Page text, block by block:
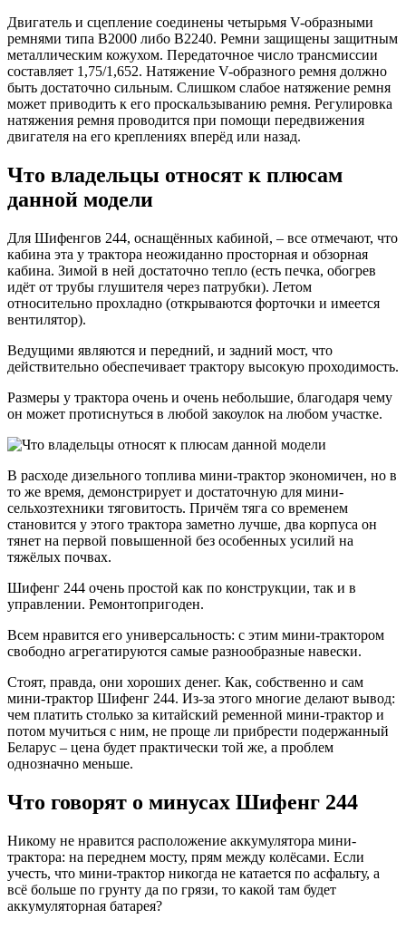
Двигатель и сцепление соединены четырьмя V-образными
ремнями типа В2000 либо В2240. Ремни защищены защитным
металлическим кожухом. Передаточное число трансмиссии
составляет 1,75/1,652. Натяжение V-образного ремня должно
быть достаточно сильным. Слишком слабое натяжение ремня
может приводить к его проскальзыванию ремня. Регулировка
натяжения ремня проводится при помощи передвижения
двигателя на его креплениях вперёд или назад.
Что владельцы относят к плюсам
данной модели
Для Шифенгов 244, оснащённых кабиной, – все отмечают, что
кабина эта у трактора неожиданно просторная и обзорная
кабина. Зимой в ней достаточно тепло (есть печка, обогрев
идёт от трубы глушителя через патрубки). Летом
относительно прохладно (открываются форточки и имеется
вентилятор).
Ведущими являются и передний, и задний мост, что
действительно обеспечивает трактору высокую проходимость.
Размеры у трактора очень и очень небольшие, благодаря чему
он может протиснуться в любой закоулок на любом участке.
В расходе дизельного топлива мини-трактор экономичен, но в
то же время, демонстрирует и достаточную для мини-
сельхозтехники тяговитость. Причём тяга со временем
становится у этого трактора заметно лучше, два корпуса он
тянет на первой повышенной без особенных усилий на
тяжёлых почвах.
Шифенг 244 очень простой как по конструкции, так и в
управлении. Ремонтопригоден.
Всем нравится его универсальность: с этим мини-трактором
свободно агрегатируются самые разнообразные навески.
Стоят, правда, они хороших денег. Как, собственно и сам
мини-трактор Шифенг 244. Из-за этого многие делают вывод:
чем платить столько за китайский ременной мини-трактор и
потом мучиться с ним, не проще ли прибрести подержанный
Беларус – цена будет практически той же, а проблем
однозначно меньше.
Что говорят о минусах Шифенг 244
Никому не нравится расположение аккумулятора мини-
трактора: на переднем мосту, прям между колёсами. Если
учесть, что мини-трактор никогда не катается по асфальту, а
всё больше по грунту да по грязи, то какой там будет
аккумуляторная батарея?